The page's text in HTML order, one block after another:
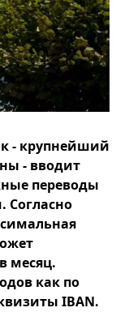
- крупнейший
- вводит
переводы
месяц.
как по
IBAN.